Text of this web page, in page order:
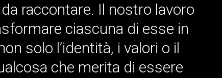
raccontare. Il nostro lavoro
ciascuna di esse in
solo l’identità, i valori o il
che merita di essere